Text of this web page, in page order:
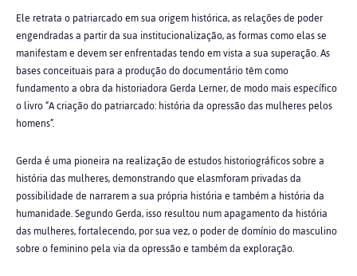
Ele retrata o patriarcado em sua origem histórica, as relações de poder
engendradas a partir da sua institucionalização, as formas como elas se
manifestam e devem ser enfrentadas tendo em vista a sua superação. As
bases conceituais para a produção do documentário têm como
fundamento a obra da historiadora Gerda Lerner, de modo mais específico
o livro “A criação do patriarcado: história da opressão das mulheres pelos
homens”.
Gerda é uma pioneira na realização de estudos historiográficos sobre a
história das mulheres, demonstrando que elasmforam privadas da
possibilidade de narrarem a sua própria história e também a história da
humanidade. Segundo Gerda, isso resultou num apagamento da história
das mulheres, fortalecendo, por sua vez, o poder de domínio do masculino
sobre o feminino pela via da opressão e também da exploração.